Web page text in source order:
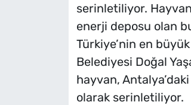
serinletiliyor.
enerji deposu olan
Türkiye’nin en
Belediyesi Doğal
hayvan,
olarak serinletiliyor.